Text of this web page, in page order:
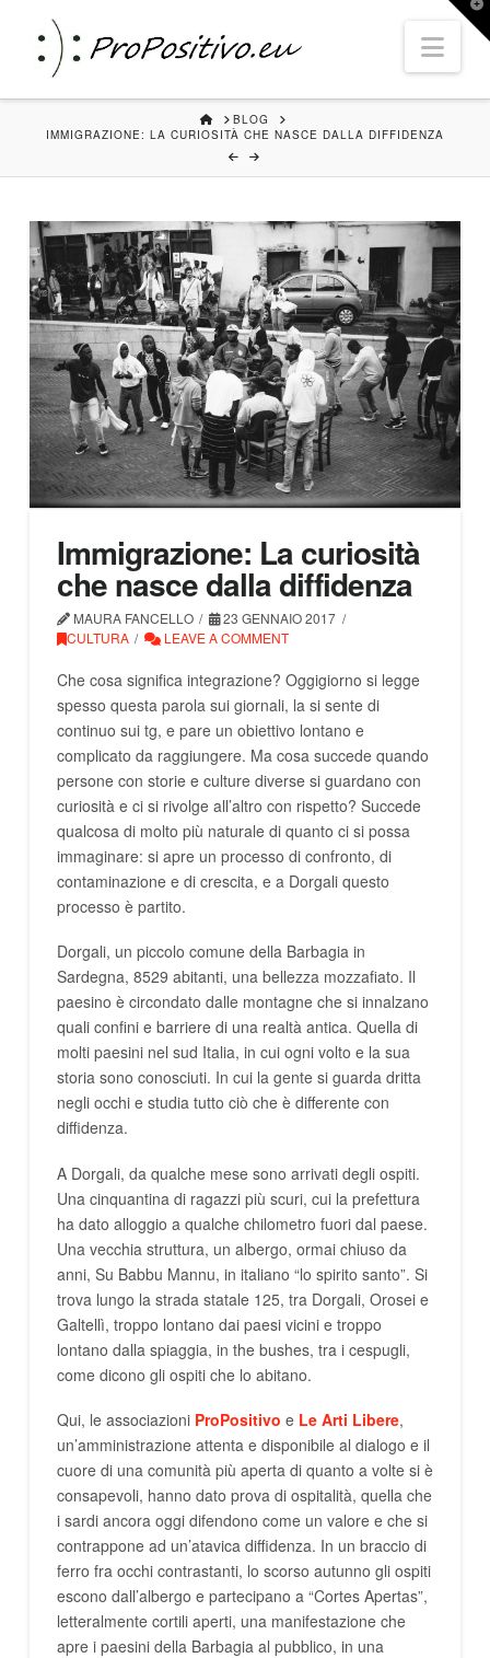
HOMEBLOG
IMMIGRAZIONE: LA CURIOSITÀ CHE NASCE DALLA DIFFIDENZA
Immigrazione: La curiosità
che nasce dalla diffidenza
MAURA FANCELLO
23 GENNAIO 2017
CULTURA
LEAVE A COMMENT
Che cosa significa integrazione? Oggigiorno si legge
spesso questa parola sui giornali, la si sente di
continuo sui tg, e pare un obiettivo lontano e
complicato da raggiungere. Ma cosa succede quando
persone con storie e culture diverse si guardano con
curiosità e ci si rivolge all’altro con rispetto? Succede
qualcosa di molto più naturale di quanto ci si possa
immaginare: si apre un processo di confronto, di
contaminazione e di crescita, e a Dorgali questo
processo è partito.
Dorgali, un piccolo comune della Barbagia in
Sardegna, 8529 abitanti, una bellezza mozzafiato. Il
paesino è circondato dalle montagne che si innalzano
quali confini e barriere di una realtà antica. Quella di
molti paesini nel sud Italia, in cui ogni volto e la sua
storia sono conosciuti. In cui la gente si guarda dritta
negli occhi e studia tutto ciò che è differente con
diffidenza.
A Dorgali, da qualche mese sono arrivati degli ospiti.
Una cinquantina di ragazzi più scuri, cui la prefettura
ha dato alloggio a qualche chilometro fuori dal paese.
Una vecchia struttura, un albergo, ormai chiuso da
anni, Su Babbu Mannu, in italiano “lo spirito santo”. Si
trova lungo la strada statale 125, tra Dorgali, Orosei e
Galtellì, troppo lontano dai paesi vicini e troppo
lontano dalla spiaggia, in the bushes, tra i cespugli,
come dicono gli ospiti che lo abitano.
Qui, le associazioni ProPositivo e Le Arti Libere,
un’amministrazione attenta e disponibile al dialogo e il
cuore di una comunità più aperta di quanto a volte si è
consapevoli, hanno dato prova di ospitalità, quella che
i sardi ancora oggi difendono come un valore e che si
contrappone ad un’atavica diffidenza. In un braccio di
ferro fra occhi contrastanti, lo scorso autunno gli ospiti
escono dall’albergo e partecipano a “Cortes Apertas”,
letteralmente cortili aperti, una manifestazione che
apre i paesini della Barbagia al pubblico, in una